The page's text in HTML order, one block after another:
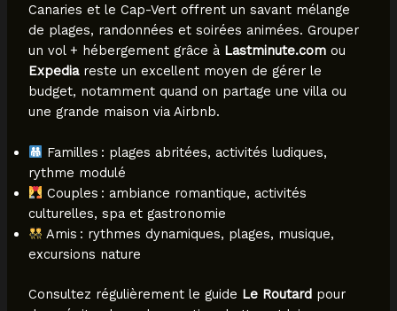
Canaries et le Cap-Vert offrent un savant mélange
de plages, randonnées et soirées animées. Grouper
un vol + hébergement grâce à Lastminute.comou
Expediareste un excellent moyen de gérer le
budget, notamment quand on partage une villa ou
une grande maison via Airbnb.
Familles : plages abritées, activités ludiques,
rythme modulé
Couples : ambiance romantique, activités
culturelles, spa et gastronomie
Amis : rythmes dynamiques, plages, musique,
excursions nature
Consultez régulièrement le guide Le Routardpour